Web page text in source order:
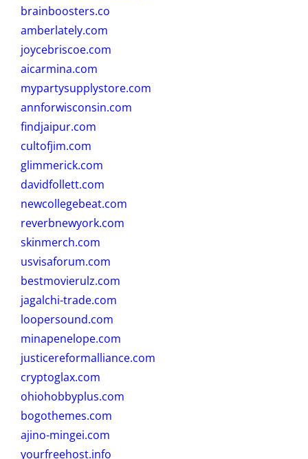
brainboosters.co
amberlately.com
joycebriscoe.com
aicarmina.com
mypartysupplystore.com
annforwisconsin.com
findjaipur.com
cultofjim.com
glimmerick.com
davidfollett.com
newcollegebeat.com
reverbnewyork.com
skinmerch.com
usvisaforum.com
bestmovierulz.com
jagalchi-trade.com
loopersound.com
minapenelope.com
justicereformalliance.com
cryptoglax.com
ohiohobbyplus.com
bogothemes.com
ajino-mingei.com
yourfreehost.info